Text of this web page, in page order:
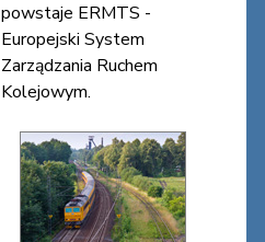
powstaje ERMTS -
Europejski System
Zarządzania Ruchem
Kolejowym.